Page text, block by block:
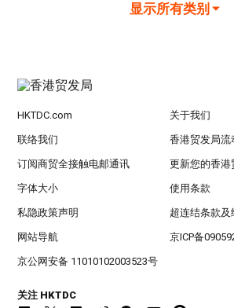
显示所有类别
HKTDC.com 关于我们
联络我们 香港贸发局流
订阅商贸全接触电邮通讯 更新您的香港
字体大小 使用条款
私隐政策声明 超连结条款及
网站导航 京ICP备
京公网安备 11010102003523号
关注 HKTDC